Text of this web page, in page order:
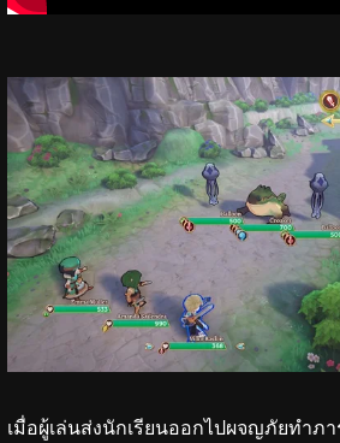
เมื่อผู้เล่นส่งนักเรียนออกไปผจญภัยทำภ